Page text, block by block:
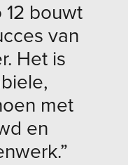
12 bouwt
van
Het is
met
en